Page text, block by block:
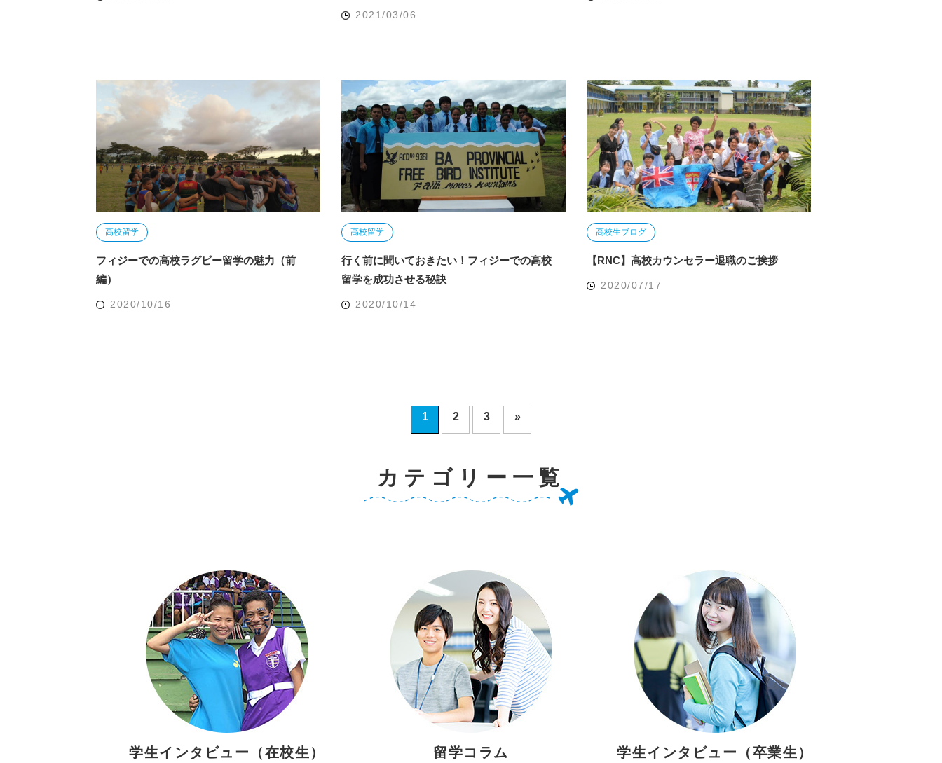
2021/03/06
高校留学
フィジーでの高校ラグビー留学の魅力（前
編）
2020/10/16
高校留学
行く前に聞いておきたい！フィジーでの高校
留学を成功させる秘訣
2020/10/14
高校生ブログ
【RNC】高校カウンセラー退職のご挨拶
2020/07/17
1 2 3 »
カテゴリー一覧
学生インタビュー（在校生） 留学コラム 学生インタビュー（卒業生）